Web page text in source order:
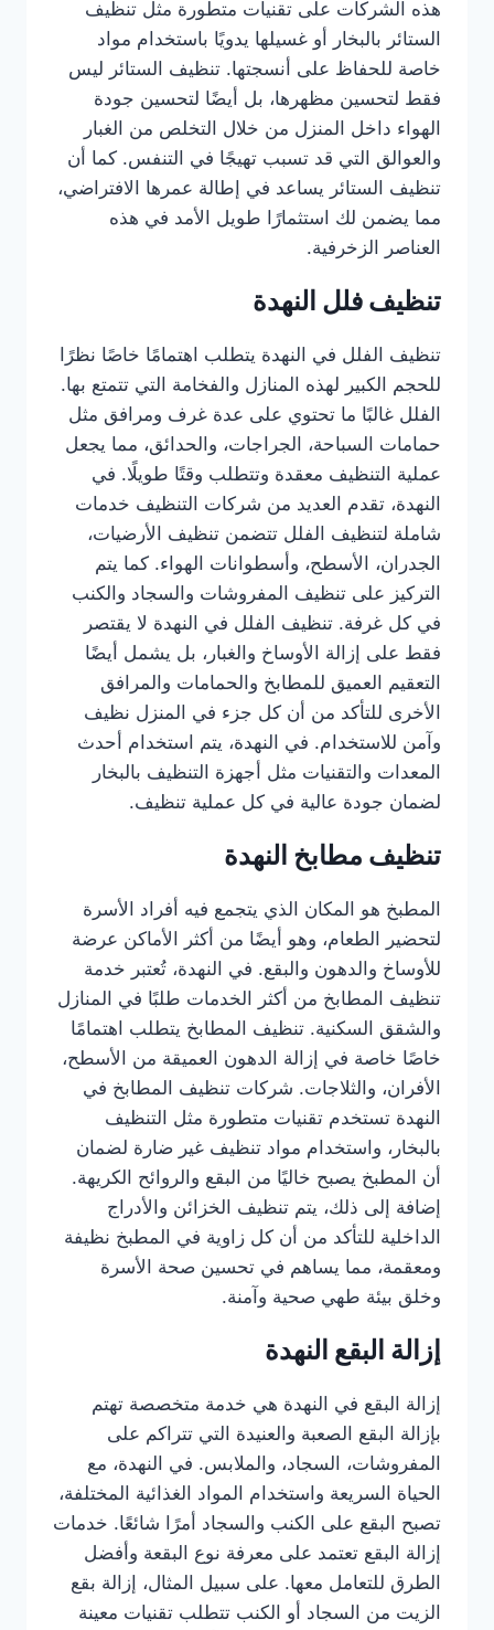
هذه الشركات على تقنيات متطورة مثل تنظيف
الستائر بالبخار أو غسيلها يدويًا باستخدام مواد
خاصة للحفاظ على أنسجتها. تنظيف الستائر ليس
فقط لتحسين مظهرها، بل أيضًا لتحسين جودة
الهواء داخل المنزل من خلال التخلص من الغبار
والعوالق التي قد تسبب تهيجًا في التنفس. كما أن
تنظيف الستائر يساعد في إطالة عمرها الافتراضي،
مما يضمن لك استثمارًا طويل الأمد في هذه
العناصر الزخرفية.
تنظيف فلل النهدة
تنظيف الفلل في النهدة يتطلب اهتمامًا خاصًا نظرًا
للحجم الكبير لهذه المنازل والفخامة التي تتمتع بها.
الفلل غالبًا ما تحتوي على عدة غرف ومرافق مثل
حمامات السباحة، الجراجات، والحدائق، مما يجعل
عملية التنظيف معقدة وتتطلب وقتًا طويلًا. في
النهدة، تقدم العديد من شركات التنظيف خدمات
شاملة لتنظيف الفلل تتضمن تنظيف الأرضيات،
الجدران، الأسطح، وأسطوانات الهواء. كما يتم
التركيز على تنظيف المفروشات والسجاد والكنب
في كل غرفة. تنظيف الفلل في النهدة لا يقتصر
فقط على إزالة الأوساخ والغبار، بل يشمل أيضًا
التعقيم العميق للمطابخ والحمامات والمرافق
الأخرى للتأكد من أن كل جزء في المنزل نظيف
وآمن للاستخدام. في النهدة، يتم استخدام أحدث
المعدات والتقنيات مثل أجهزة التنظيف بالبخار
لضمان جودة عالية في كل عملية تنظيف.
تنظيف مطابخ النهدة
المطبخ هو المكان الذي يتجمع فيه أفراد الأسرة
لتحضير الطعام، وهو أيضًا من أكثر الأماكن عرضة
للأوساخ والدهون والبقع. في النهدة، تُعتبر خدمة
تنظيف المطابخ من أكثر الخدمات طلبًا في المنازل
والشقق السكنية. تنظيف المطابخ يتطلب اهتمامًا
خاصًا خاصة في إزالة الدهون العميقة من الأسطح،
الأفران، والثلاجات. شركات تنظيف المطابخ في
النهدة تستخدم تقنيات متطورة مثل التنظيف
بالبخار، واستخدام مواد تنظيف غير ضارة لضمان
أن المطبخ يصبح خاليًا من البقع والروائح الكريهة.
إضافة إلى ذلك، يتم تنظيف الخزائن والأدراج
الداخلية للتأكد من أن كل زاوية في المطبخ نظيفة
ومعقمة، مما يساهم في تحسين صحة الأسرة
وخلق بيئة طهي صحية وآمنة.
إزالة البقع النهدة
إزالة البقع في النهدة هي خدمة متخصصة تهتم
بإزالة البقع الصعبة والعنيدة التي تتراكم على
المفروشات، السجاد، والملابس. في النهدة، مع
الحياة السريعة واستخدام المواد الغذائية المختلفة،
تصبح البقع على الكنب والسجاد أمرًا شائعًا. خدمات
إزالة البقع تعتمد على معرفة نوع البقعة وأفضل
الطرق للتعامل معها. على سبيل المثال، إزالة بقع
الزيت من السجاد أو الكنب تتطلب تقنيات معينة